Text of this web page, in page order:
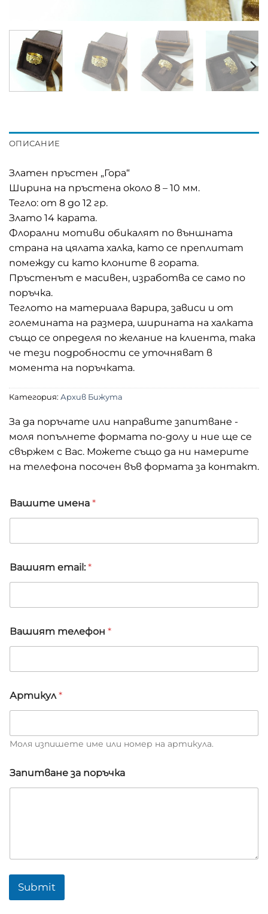
ОПИСАНИЕ
Златен пръстен „Гора“
Ширина на пръстена около 8 – 10 мм.
Тегло: от 8 до 12 гр.
Злато 14 карата.
Флорални мотиви обикалят по външната
страна на цялата халка, като се преплитат
помежду си като клоните в гората.
Пръстенът е масивен, изработва се само по
поръчка.
Теглото на материала варира, зависи и от
големината на размера, ширината на халката
също се определя по желание на клиента, така
че тези подробности се уточняват в
момента на поръчката.
Категория: Архив Бижута
За да поръчате или направите запитване -
моля попълнете формата по-долу и ние ще се
свържем с Вас. Можете също да ни намерите
на телефона посочен във формата за контакт.
Вашите имена *
Вашият email: *
Вашият телефон *
м
е
А
и
к
Артикул *
Моля изпишете име или номер на артикула.
Запитване за поръчка
Submit